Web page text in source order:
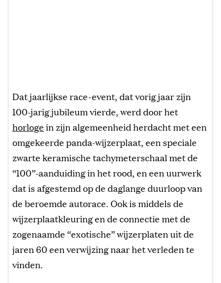
Dat jaarlijkse race-event, dat vorig jaar zijn
100-jarig jubileum vierde, werd door het
horlogein zijn algemeenheid herdacht met een
omgekeerde panda-wijzerplaat, een speciale
zwarte keramische tachymeterschaal met de
“100”-aanduiding in het rood, en een uurwerk
dat is afgestemd op de daglange duurloop van
de beroemde autorace. Ook is middels de
wijzerplaatkleuring en de connectie met de
zogenaamde “exotische” wijzerplaten uit de
jaren 60 een verwijzing naar het verleden te
vinden.